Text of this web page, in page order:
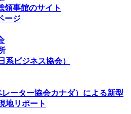
事館のサイト
ージ
ビジネス協会）
ーター協会カナダ）による新型
地リポート